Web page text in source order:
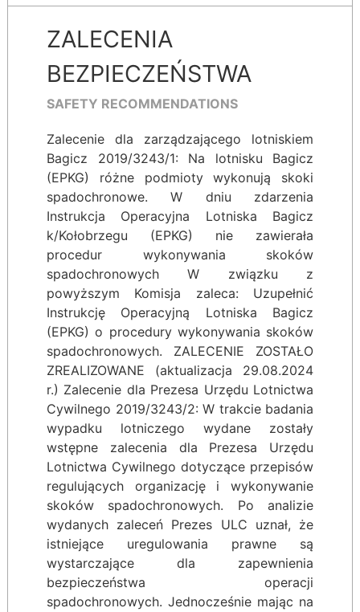
ZALECENIA
BEZPIECZEŃSTWA
SAFETY RECOMMENDATIONS
Zalecenie dla zarządzającego lotniskiem
Bagicz 2019/3243/1: Na lotnisku Bagicz
(EPKG) różne podmioty wykonują skoki
spadochronowe. W dniu zdarzenia
Instrukcja Operacyjna Lotniska Bagicz
k/Kołobrzegu (EPKG) nie zawierała
procedur wykonywania skoków
spadochronowych W związku z
powyższym Komisja zaleca: Uzupełnić
Instrukcję Operacyjną Lotniska Bagicz
(EPKG) o procedury wykonywania skoków
spadochronowych. ZALECENIE ZOSTAŁO
ZREALIZOWANE (aktualizacja 29.08.2024
r.) Zalecenie dla Prezesa Urzędu Lotnictwa
Cywilnego 2019/3243/2: W trakcie badania
wypadku lotniczego wydane zostały
wstępne zalecenia dla Prezesa Urzędu
Lotnictwa Cywilnego dotyczące przepisów
regulujących organizację i wykonywanie
skoków spadochronowych. Po analizie
wydanych zaleceń Prezes ULC uznał, że
istniejące uregulowania prawne są
wystarczające dla zapewnienia
bezpieczeństwa operacji
spadochronowych. Jednocześnie mając na